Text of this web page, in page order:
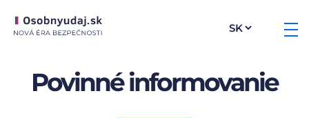
Povinné informovanie